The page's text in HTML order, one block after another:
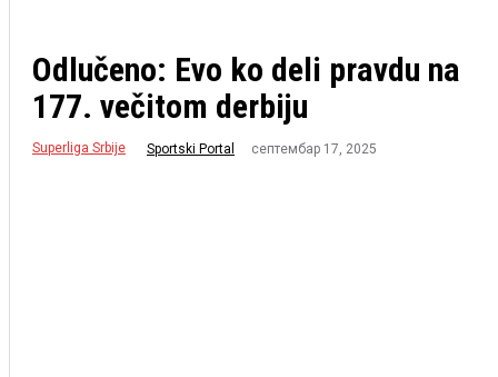
Odlučeno: Evo ko deli pravdu na
177. večitom derbiju
Superliga Srbije Sportski Portal септембар 17, 2025